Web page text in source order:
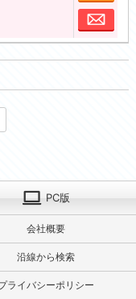
お
PC版
会社概要
沿線から検索
ライバシーポリシー